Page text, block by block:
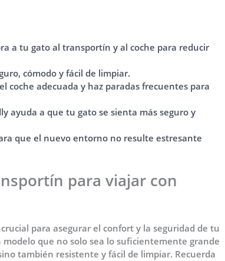
a tu gato al transportín y al coche para reducir
cómodo y fácil de limpiar.
coche adecuada y haz paradas frecuentes para
ayuda a que tu gato se sienta más seguro y
que el nuevo entorno no resulte estresante
para viajar con
para asegurar el confort y la seguridad de tu
que no solo sea lo suficientemente grande
también resistente y fácil de limpiar. Recuerda